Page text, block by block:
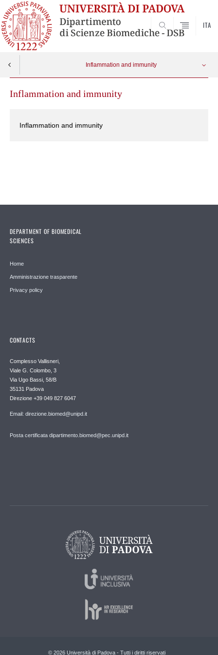
SEARCH
ITA
Inflammation and immunity
Inflammation and immunity
Inflammation and immunity
DEPARTMENT OF BIOMEDICAL
SCIENCES
Home
Amministrazione trasparente
Privacy policy
CONTACTS
Complesso Vallisneri,
Viale G. Colombo, 3
Via Ugo Bassi, 58/B
35131 Padova
Direzione +39 049 827 6047
Email: direzione.biomed@unipd.it
Posta certificata dipartimento.biomed@pec.unipd.it
© 2026 Università di Padova - Tutti i diritti riservati